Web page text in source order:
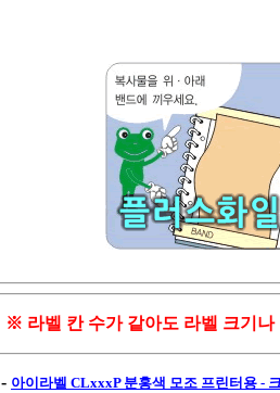
※ 라벨 칸 수가 같아도 라벨 크기나
- 아이라벨 CLxxxP 분홍색 모조 프린터용 -